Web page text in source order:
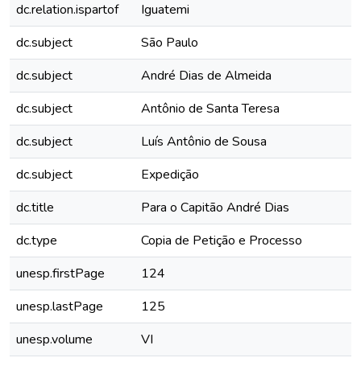
dc.relation.ispartof
Iguatemi
dc.subject
São Paulo
dc.subject
André Dias de Almeida
dc.subject
Antônio de Santa Teresa
dc.subject
Luís Antônio de Sousa
dc.subject
Expedição
dc.title
Para o Capitão André Dias
dc.type
Copia de Petição e Processo
unesp.firstPage
124
unesp.lastPage
125
unesp.volume
VI